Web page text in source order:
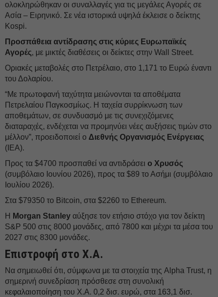
ολοκληρώθηκαν οι συναλλαγές για τις μεγάλες Αγορές σε
Ασία – Ειρηνικό. Σε νέα ιστορικά υψηλά έκλεισε ο δείκτης
Kospi.
Προσπάθεια αντίδρασης στις κύριες Ευρωπαϊκές
Αγορές, με μικτές διαθέσεις οι δείκτες στην Wall Street.
Οριακές μεταβολές στο Πετρέλαιο, στο 1,171 το Ευρώ έναντι
του Δολαρίου.
“Με πρωτοφανή ταχύτητα μειώνονται τα αποθέματα
Πετρελαίου Παγκοσμίως. Η ταχεία συρρίκνωση των
αποθεμάτων, σε συνδυασμό με τις συνεχιζόμενες
διαταραχές, ενδέχεται να προμηνύει νέες αυξήσεις τιμών στο
μέλλον”, προειδοποιεί ο Διεθνής Οργανισμός Ενέργειας
(ΙΕΑ).
Προς τα $4700 προσπαθεί να αντιδράσει ο Χρυσός
(συμβόλαιο Ιουνίου 2026), προς τα $89 το Ασήμι (συμβόλαιο
Ιουλίου 2026).
Στα $79350 το Bitcoin, στα $2260 το Ethereum.
Η Morgan Stanley αύξησε τον ετήσιο στόχο για τον δείκτη
S&P 500 στις 8000 μονάδες, από 7800 και μέχρι τα μέσα του
2027 στις 8300 μονάδες.
Επιστροφή στο Χ.Α.
Να σημειωθεί ότι, σύμφωνα με τα στοιχεία της Alpha Trust, η
σημερινή συνεδρίαση πρόσθεσε στη συνολική
κεφαλαιοποίηση του Χ.Α. 0,2 δισ. ευρώ, στα 163,1 δισ.